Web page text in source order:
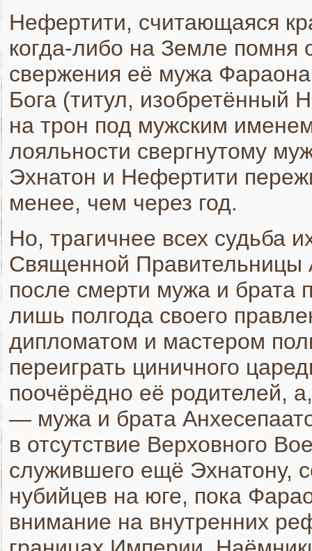
Нефертити, считающаяся
когда-либо на Земле помня
свержения её мужа
Бога (титул, изобретённый
на трон под мужским
лояльности свергнутому
Эхнатон и Нефертити
менее, чем через год.
Но, трагичнее всех судьба
Священной Правительницы
после смерти мужа и брата
лишь полгода своего
дипломатом и мастером
переиграть циничного
поочёрёдно её родителей,
— мужа и брата
в отсутствие Верховного
служившего ещё Эхнатону,
нубийцев на юге, пока
внимание на внутренних